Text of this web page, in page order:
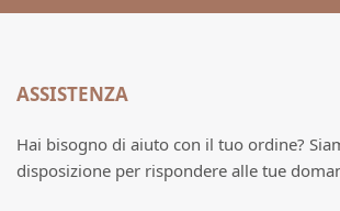
ASSISTENZA
Hai bisogno di aiuto con il tuo ordine?
disposizione per rispondere alle tue